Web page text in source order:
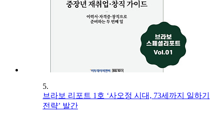
5.
브라보 리포트 1호 ‘사오정 시대, 73세까지 일하기
전략’ 발간